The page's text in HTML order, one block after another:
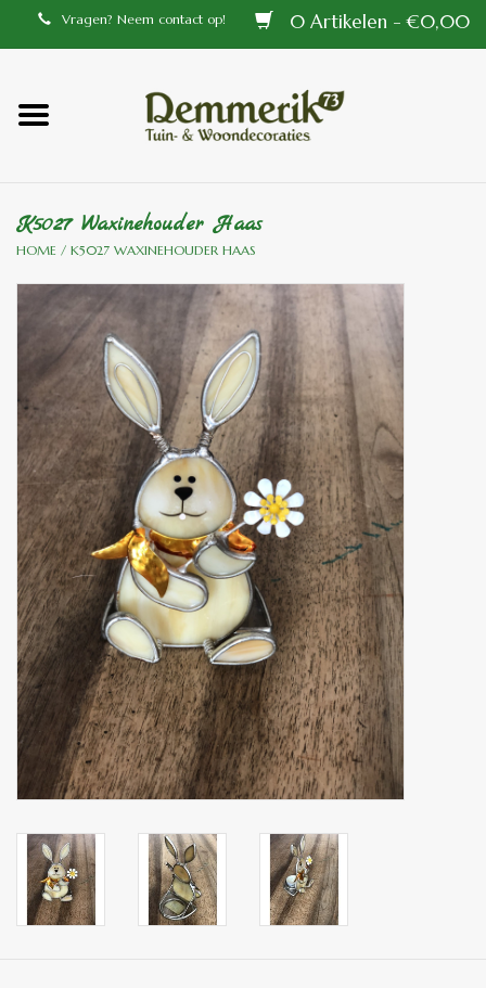
Vragen? Neem contact op! 0 Artikelen - €0,00
Home
Tiffany lampen
Tuindecoraties
Aluminium en messing
buitenlampen
Bronzen beelden voor
binnen en of buiten.
ANTIEK , Curiosa en
Replica's
Cadeau artikelen
Diversen
Winkel decoratie
K5027 Waxinehouder Haas
HOME / K5027 WAXINEHOUDER HAAS